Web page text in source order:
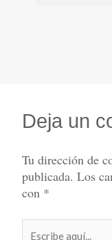
Deja un
Tu dirección de
publicada. Los
con *